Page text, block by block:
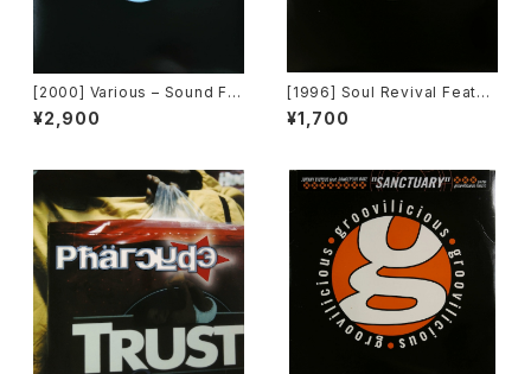
[2000] Various – Sound Fa
ctory Y&Co. / Back To The
"Disco" 〜私もDiscoへ連れ
¥2,900
[1996] Soul Revival Featuri
ng Capathia Jenkins – Whe
n The Spirit Moves [Sub-U
¥1,700